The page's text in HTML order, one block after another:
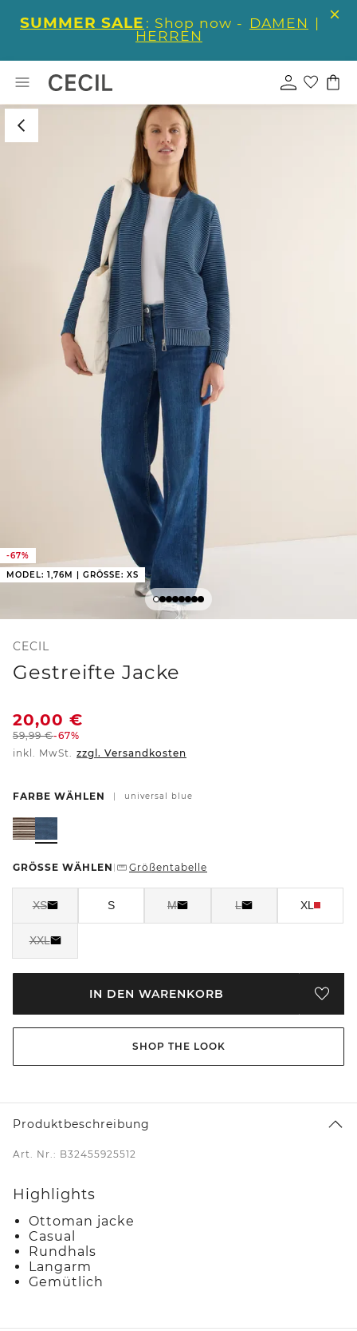
SUMMER SALE : Shop now - DAMEN |
HERREN
-67%
MODEL: 1,76M | GRÖSSE: XS
CECIL
Gestreifte Jacke
20,00 €
59,99€-67%
inkl. MwSt. zzgl. Versandkosten
FARBE WÄHLEN universal blue
GRÖSSE WÄHLEN Größentabelle
XS S M L XL
XXL
IN DEN WARENKORB
SHOP THE LOOK
Produktbeschreibung
Art. Nr.: B32455925512
Highlights
Ottoman jacke
Casual
Rundhals
Langarm
Gemütlich